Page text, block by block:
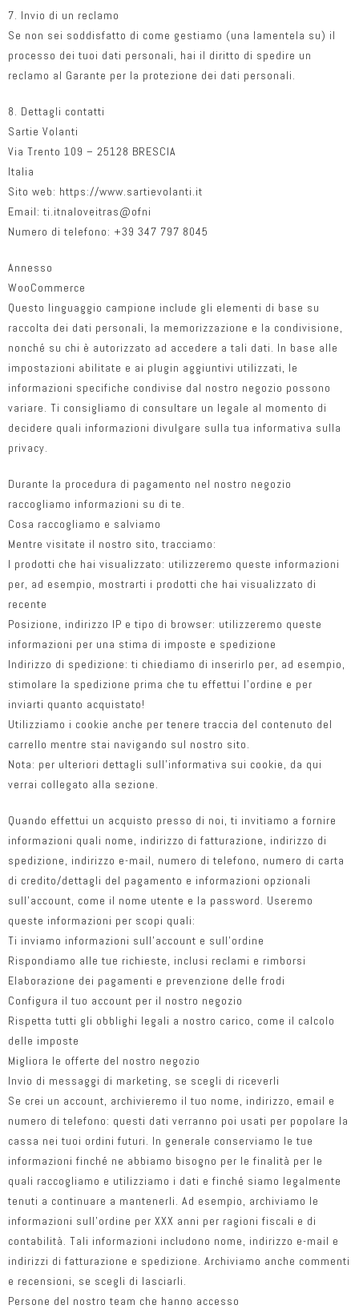
7. Invio di un reclamo
Se non sei soddisfatto di come gestiamo (una lamentela su) il
processo dei tuoi dati personali, hai il diritto di spedire un
reclamo al Garante per la protezione dei dati personali.
8. Dettagli contatti
Sartie Volanti
Via Trento 109 – 25128 BRESCIA
Italia
Sito web: https://www.sartievolanti.it
Email: ti.itnaloveitras@ofni
Numero di telefono: +39 347 797 8045
Annesso
WooCommerce
Questo linguaggio campione include gli elementi di base su
raccolta dei dati personali, la memorizzazione e la condivisione,
nonché su chi è autorizzato ad accedere a tali dati. In base alle
impostazioni abilitate e ai plugin aggiuntivi utilizzati, le
informazioni specifiche condivise dal nostro negozio possono
variare. Ti consigliamo di consultare un legale al momento di
decidere quali informazioni divulgare sulla tua informativa sulla
privacy.
Durante la procedura di pagamento nel nostro negozio
raccogliamo informazioni su di te.
Cosa raccogliamo e salviamo
Mentre visitate il nostro sito, tracciamo:
I prodotti che hai visualizzato: utilizzeremo queste informazioni
per, ad esempio, mostrarti i prodotti che hai visualizzato di
recente
Posizione, indirizzo IP e tipo di browser: utilizzeremo queste
informazioni per una stima di imposte e spedizione
Indirizzo di spedizione: ti chiediamo di inserirlo per, ad esempio,
stimolare la spedizione prima che tu effettui l’ordine e per
inviarti quanto acquistato!
Utilizziamo i cookie anche per tenere traccia del contenuto del
carrello mentre stai navigando sul nostro sito.
Nota: per ulteriori dettagli sull’informativa sui cookie, da qui
verrai collegato alla sezione.
Quando effettui un acquisto presso di noi, ti invitiamo a fornire
informazioni quali nome, indirizzo di fatturazione, indirizzo di
spedizione, indirizzo e-mail, numero di telefono, numero di carta
di credito/dettagli del pagamento e informazioni opzionali
sull’account, come il nome utente e la password. Useremo
queste informazioni per scopi quali:
Ti inviamo informazioni sull’account e sull’ordine
Rispondiamo alle tue richieste, inclusi reclami e rimborsi
Elaborazione dei pagamenti e prevenzione delle frodi
Configura il tuo account per il nostro negozio
Rispetta tutti gli obblighi legali a nostro carico, come il calcolo
delle imposte
Migliora le offerte del nostro negozio
Invio di messaggi di marketing, se scegli di riceverli
Se crei un account, archivieremo il tuo nome, indirizzo, email e
numero di telefono: questi dati verranno poi usati per popolare la
cassa nei tuoi ordini futuri. In generale conserviamo le tue
informazioni finché ne abbiamo bisogno per le finalità per le
quali raccogliamo e utilizziamo i dati e finché siamo legalmente
tenuti a continuare a mantenerli. Ad esempio, archiviamo le
informazioni sull’ordine per XXX anni per ragioni fiscali e di
contabilità. Tali informazioni includono nome, indirizzo e-mail e
indirizzi di fatturazione e spedizione. Archiviamo anche commenti
e recensioni, se scegli di lasciarli.
Persone del nostro team che hanno accesso